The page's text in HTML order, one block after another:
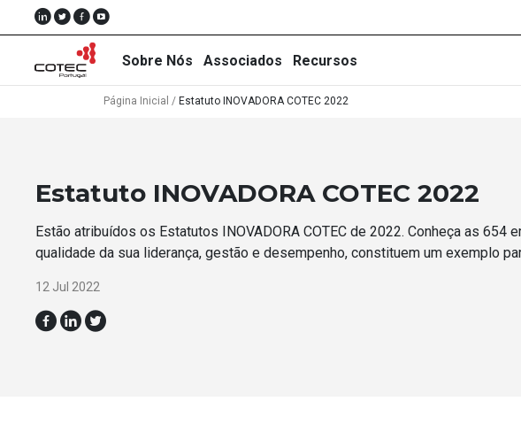
Nós
Associados
Notícias
Sobre Nós Associados Recursos
Página Inicial / Estatuto INOVADORA COTEC 2022
Estatuto INOVADORA COTEC 2022
Estão atribuídos os Estatutos INOVADORA COTEC de 2022. Conheça as 654
qualidade da sua liderança, gestão e desempenho, constituem um exemplo
12 Jul 2022